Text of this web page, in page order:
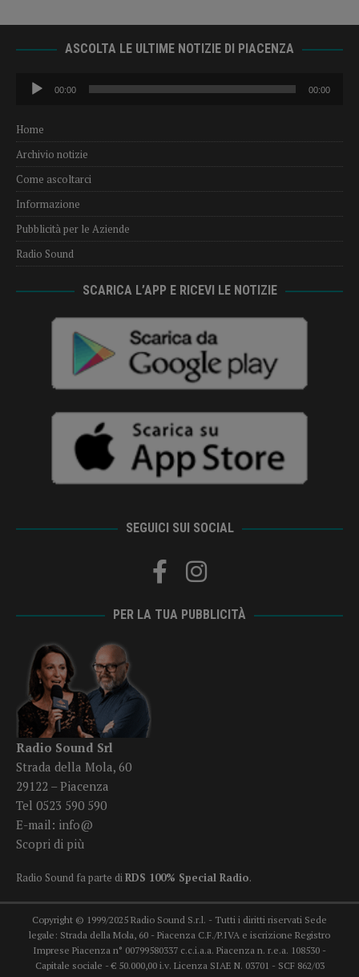
ASCOLTA LE ULTIME NOTIZIE DI PIACENZA
Audio
Player
00:00 00:00
Home
Archivio notizie
Come ascoltarci
Informazione
Pubblicità per le Aziende
Radio Sound
SCARICA L’APP E RICEVI LE NOTIZIE
SEGUICI SUI SOCIAL
PER LA TUA PUBBLICITÀ
Radio Sound Srl
Strada della Mola, 60
29122 – Piacenza
Tel 0523 590 590
E-mail: info@
Scopri di più
Radio Sound fa parte diRDS 100% Special Radio.
Copyright © 1999/2025 Radio Sound S.r.l. - Tutti i diritti riservati Sede
legale: Strada della Mola, 60 - Piacenza C.F./P.IVA e iscrizione Registro
Imprese Piacenza n° 00799580337 c.c.i.a.a. Piacenza n. r.e.a. 108530 -
Capitale sociale - € 50.000,00 i.v. Licenza SIAE N. 03701 - SCF 862/03